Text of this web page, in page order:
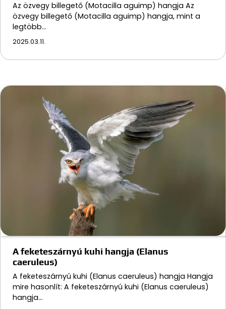
Az özvegy billegető (Motacilla aguimp) hangja Az
özvegy billegető (Motacilla aguimp) hangja, mint a
legtöbb…
2025.03.11.
A feketeszárnyú kuhi hangja (Elanus
caeruleus)
A feketeszárnyú kuhi (Elanus caeruleus) hangja Hangja
mire hasonlít: A feketeszárnyú kuhi (Elanus caeruleus)
hangja…